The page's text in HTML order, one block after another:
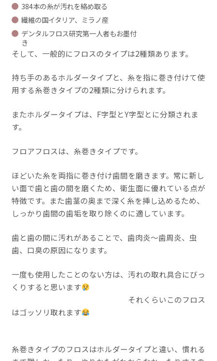
384本の糸が汚れを絡め取る
繊維の国イタリア、ミラノ産
デンタルフロス研究第一人者もお墨付
き
そして、一般的にフロスのタイプは2種類あります。
持ち手のあるホルダータイプと、糸を指に巻き付けて使
用する糸巻きタイプの2種類に分けられます。
またホルダータイプは、F字型とY字型とに分類されま
す。
フロアフロスは、糸巻きタイプです。
ほどいた糸を両指に巻き付け歯間を磨きます。常に新し
い面で歯と歯の間を磨くため、衛生面に優れている点が
特徴です。また歯茎の奥まで深く糸を挿し込めるため、
しっかり歯間の歯垢を取り除くのに適しています。
歯と歯の間に汚れがあることで、歯肉炎～歯周炎、虫
歯、口臭の原因になります。
一度も使用したことのない方は、汚れの取れ具合にびっ
くりすると思います
それくらいこのフロス
はゴッソリ取れます
糸巻きタイプのフロスはホルダータイプと違い、慣れる